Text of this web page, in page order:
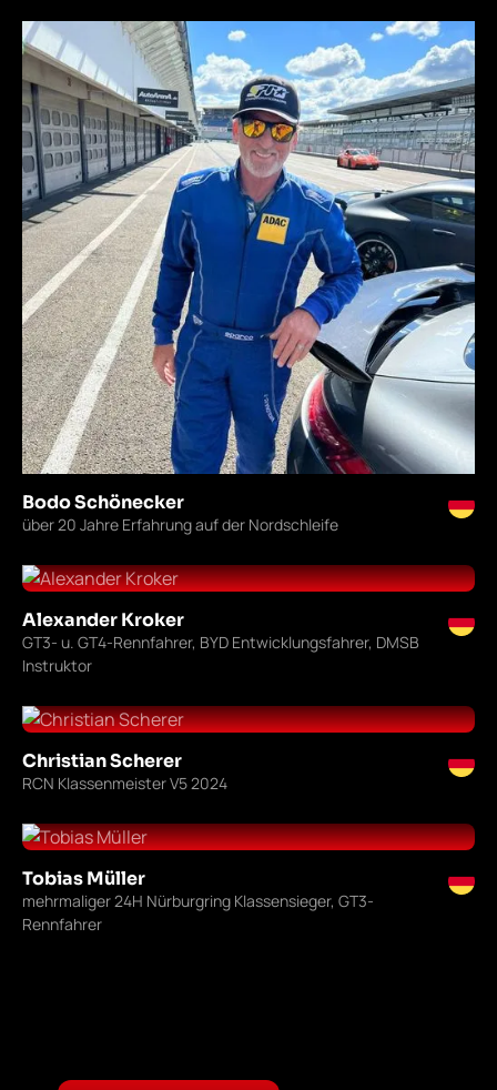
Bodo Schönecker
über 20 Jahre Erfahrung auf der Nordschleife
Alexander Kroker
GT3- u. GT4-Rennfahrer, BYD Entwicklungsfahrer, DMSB
Instruktor
Christian Scherer
RCN Klassenmeister V5 2024
Tobias Müller
mehrmaliger 24H Nürburgring Klassensieger, GT3-
Rennfahrer